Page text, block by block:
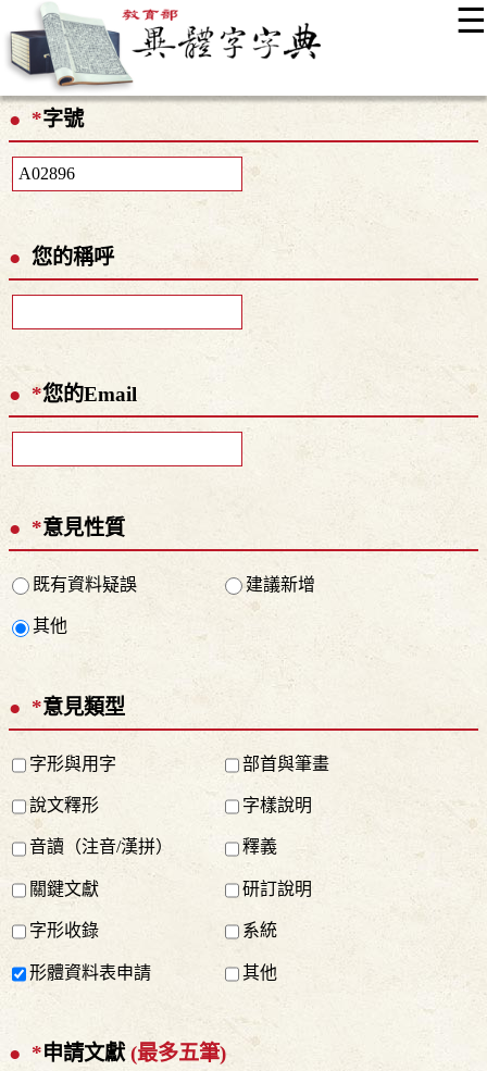
☰
最新消息
EN
*字號
您的稱呼
*您的Email
*意見性質
既有資料疑誤 建議新增
其他
*意見類型
字形與用字 部首與筆畫
說文釋形 字樣說明
音讀（注音/漢拼） 釋義
關鍵文獻 研訂說明
字形收錄 系統
形體資料表申請 其他
*申請文獻(最多五筆)